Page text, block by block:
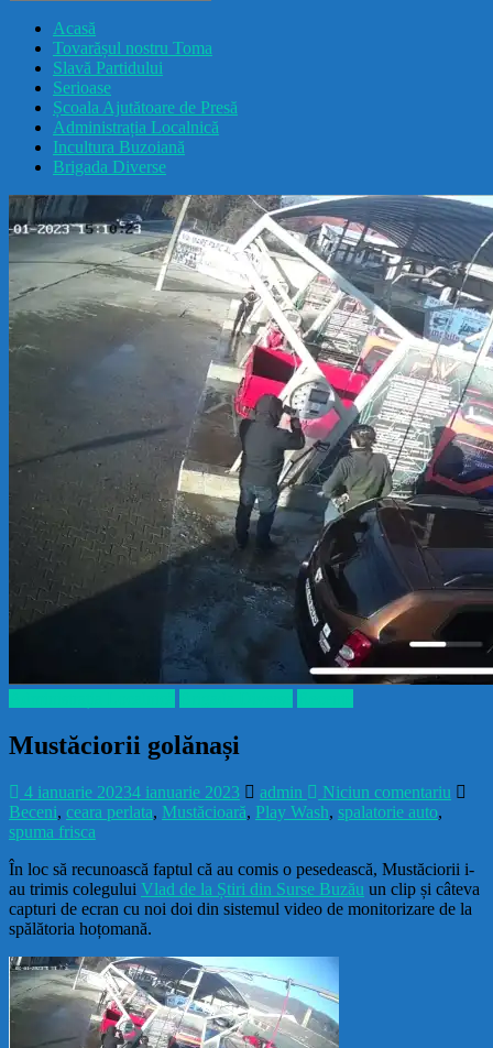
Acasă
Tovarășul nostru Toma
Slavă Partidului
Serioase
Școala Ajutătoare de Presă
Administrația Localnică
Incultura Buzoiană
Brigada Diverse
Mustăciorii golănași
4 ianuarie 20234 ianuarie 2023 admin
Niciun comentariu
Beceni, ceara perlata, Mustăcioară, Play Wash, spalatorie auto,
spuma frisca
În loc să recunoască faptul că au comis o pesedească, Mustăciorii i-
au trimis colegului Vlad de la Știri din Surse Buzău un clip și câteva
capturi de ecran cu noi doi din sistemul video de monitorizare de la
spălătoria hoțomană.